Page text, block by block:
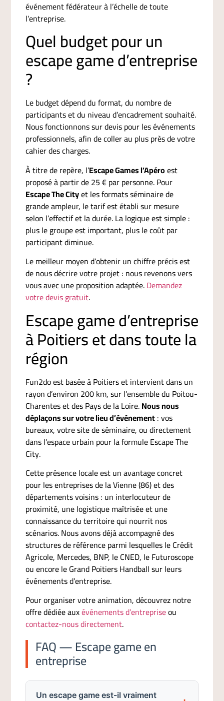
événement fédérateur à l’échelle de toute
l’entreprise.
Quel budget pour un
escape game d’entreprise
?
Le budget dépend du format, du nombre de
participants et du niveau d’encadrement souhaité.
Nous fonctionnons sur devis pour les événements
professionnels, afin de coller au plus près de votre
cahier des charges.
À titre de repère, l’Escape Games l’Apéroest
proposé à partir de 25 € par personne. Pour
Escape The Cityet les formats séminaire de
grande ampleur, le tarif est établi sur mesure
selon l’effectif et la durée. La logique est simple :
plus le groupe est important, plus le coût par
participant diminue.
Le meilleur moyen d’obtenir un chiffre précis est
de nous décrire votre projet : nous revenons vers
vous avec une proposition adaptée.Demandez
votre devis gratuit.
Escape game d’entreprise
à Poitiers et dans toute la
région
Fun2do est basée à Poitiers et intervient dans un
rayon d’environ 200 km, sur l’ensemble du Poitou-
Charentes et des Pays de la Loire.Nous nous
déplaçons sur votre lieu d’événement: vos
bureaux, votre site de séminaire, ou directement
dans l’espace urbain pour la formule Escape The
City.
Cette présence locale est un avantage concret
pour les entreprises de la Vienne (86) et des
départements voisins : un interlocuteur de
proximité, une logistique maîtrisée et une
connaissance du territoire qui nourrit nos
scénarios. Nous avons déjà accompagné des
structures de référence parmi lesquelles le Crédit
Agricole, Mercedes, BNP, le CNED, le Futuroscope
ou encore le Grand Poitiers Handball sur leurs
événements d’entreprise.
Pour organiser votre animation, découvrez notre
offre dédiée auxévénements d’entrepriseou
contactez-nous directement.
FAQ — Escape game en
entreprise
Un escape game est-il vraiment